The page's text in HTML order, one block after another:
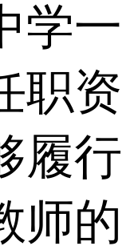
学一
职资
履行
师的